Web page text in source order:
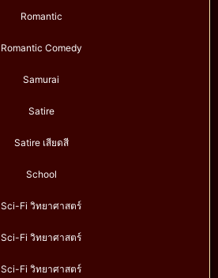
Romantic
Romantic Comedy
Samurai
Satire
Satire เสียดสี
School
Sci-Fi วิทยาศาสตร์
Sci-Fi วิทยาศาสตร์
Sci-Fi วิทยาศาสตร์